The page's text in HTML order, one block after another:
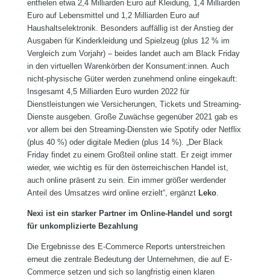
entfielen etwa 2,4 Milliarden Euro auf Kleidung, 1,4 Milliarden
Euro auf Lebensmittel und 1,2 Milliarden Euro auf
Haushaltselektronik. Besonders auffällig ist der Anstieg der
Ausgaben für Kinderkleidung und Spielzeug (plus 12 % im
Vergleich zum Vorjahr) – beides landet auch am Black Friday
in den virtuellen Warenkörben der Konsument:innen. Auch
nicht-physische Güter werden zunehmend online eingekauft:
Insgesamt 4,5 Milliarden Euro wurden 2022 für
Dienstleistungen wie Versicherungen, Tickets und Streaming-
Dienste ausgeben. Große Zuwächse gegenüber 2021 gab es
vor allem bei den Streaming-Diensten wie Spotify oder Netflix
(plus 40 %) oder digitale Medien (plus 14 %). „Der Black
Friday findet zu einem Großteil online statt. Er zeigt immer
wieder, wie wichtig es für den österreichischen Handel ist,
auch online präsent zu sein. Ein immer größer werdender
Anteil des Umsatzes wird online erzielt“, ergänzt Leko.
Nexi ist ein starker Partner im Online-Handel und sorgt
für unkomplizierte Bezahlung
Die Ergebnisse des E-Commerce Reports unterstreichen
erneut die zentrale Bedeutung der Unternehmen, die auf E-
Commerce setzen und sich so langfristig einen klaren